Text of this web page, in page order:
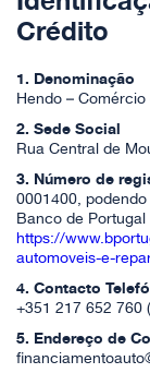
Crédito
1. Denominação
Hendo –
2. Sede Social
Rua Central de
3. Número de
0001400,
Banco de
https://
automoveis-e-
4. Contacto
+351 217 652 760
5. Endereço de